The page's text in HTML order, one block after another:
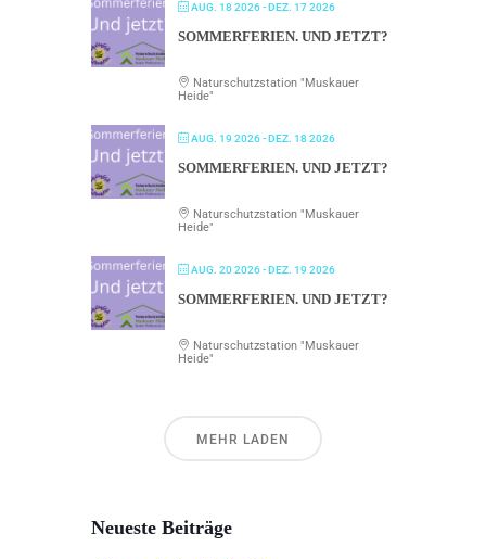
AUG. 18 2026- DEZ. 17 2026
SOMMERFERIEN. UND JETZT?
Naturschutzstation "Muskauer
Heide"
AUG. 19 2026- DEZ. 18 2026
SOMMERFERIEN. UND JETZT?
Naturschutzstation "Muskauer
Heide"
AUG. 20 2026- DEZ. 19 2026
SOMMERFERIEN. UND JETZT?
Naturschutzstation "Muskauer
Heide"
MEHR LADEN
Neueste Beiträge